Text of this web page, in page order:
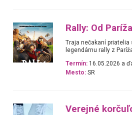
Rally: Od
Traja nečakaní priatelia
legendárnu rally z
Termín: 16.05.2026 a
Mesto: SR
Verejné